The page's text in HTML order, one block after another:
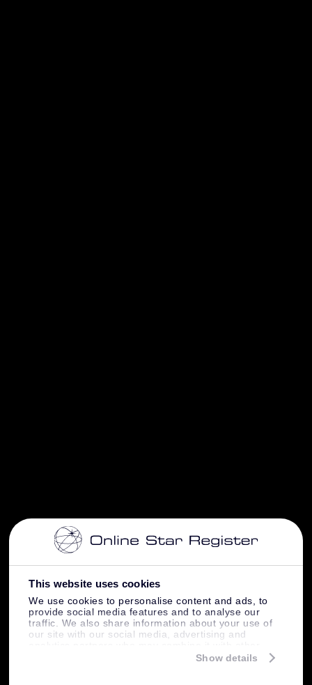
This website uses cookies
We use cookies to personalise content and ads, to
provide social media features and to analyse our
traffic. We also share information about your use of
our site with our social media, advertising and
information that you’ve provided to them or that
Show details